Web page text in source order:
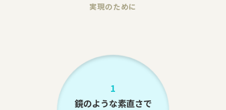
実現のために
1
鏡のような素直さで